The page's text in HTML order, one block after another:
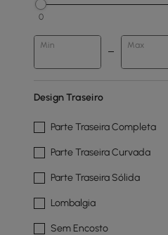
0
Min Max
Design Traseiro
Parte Traseira Completa
Parte Traseira Curvada
Parte Traseira Sólida
Lombalgia
Sem Encosto